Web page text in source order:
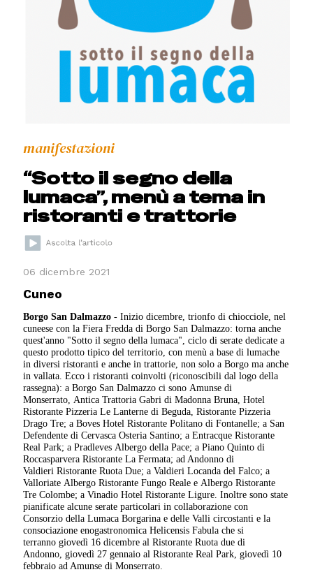
manifestazioni
“Sotto il segno della
lumaca”, menù a tema in
ristoranti e trattorie
06 dicembre 2021
Cuneo
Borgo San Dalmazzo - Inizio dicembre, trionfo di chiocciole, nel
cuneese con la Fiera Fredda di Borgo San Dalmazzo: torna anche
quest'anno "Sotto il segno della lumaca", ciclo di serate dedicate a
questo prodotto tipico del territorio, con menù a base di lumache
in diversi ristoranti e anche in trattorie, non solo a Borgo ma anche
in vallata. Ecco i ristoranti coinvolti (riconoscibili dal logo della
rassegna): a Borgo San Dalmazzo ci sono Amunse di
Monserrato, Antica Trattoria Gabri di Madonna Bruna, Hotel
Ristorante Pizzeria Le Lanterne di Beguda, Ristorante Pizzeria
Drago Tre; a Boves Hotel Ristorante Politano di Fontanelle; a San
Defendente di Cervasca Osteria Santino; a Entracque Ristorante
Real Park; a Pradleves Albergo della Pace; a Piano Quinto di
Roccasparvera Ristorante La Fermata; ad Andonno di
Valdieri Ristorante Ruota Due; a Valdieri Locanda del Falco; a
Valloriate Albergo Ristorante Fungo Reale e Albergo Ristorante
Tre Colombe; a Vinadio Hotel Ristorante Ligure. Inoltre sono state
pianificate alcune serate particolari in collaborazione con
Consorzio della Lumaca Borgarina e delle Valli circostanti e la
consociazione enogastronomica Helicensis Fabula che si
terranno giovedì 16 dicembre al Ristorante Ruota due di
Andonno, giovedì 27 gennaio al Ristorante Real Park, giovedì 10
febbraio ad Amunse di Monserrato.